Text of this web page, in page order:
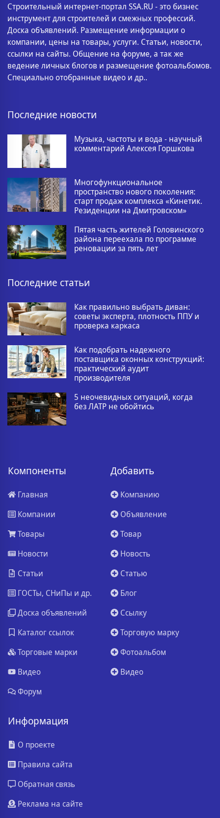
Строительный интернет-портал SSA.RU - это бизнес
инструмент для строителей и смежных профессий.
Доска объявлений. Размещение информации о
компании, цены на товары, услуги. Статьи, новости,
ссылки на сайты. Общение на форуме, а так же
ведение личных блогов и размещение фотоальбомов.
Специально отобранные видео и др..
Последние новости
Музыка, частоты и вода - научный
комментарий Алексея Горшкова
Многофункциональное
пространство нового поколения:
старт продаж комплекса «Кинетик.
Резиденции на Дмитровском»
Пятая часть жителей Головинского
района переехала по программе
реновации за пять лет
Последние статьи
Как правильно выбрать диван:
советы эксперта, плотность ППУ и
проверка каркаса
Как подобрать надежного
поставщика оконных конструкций:
практический аудит
производителя
5 неочевидных ситуаций, когда
без ЛАТР не обойтись
Компоненты
Главная
Компании
Товары
Новости
Статьи
ГОСТы, СНиПы и др.
Доска объявлений
Каталог ссылок
Торговые марки
Видео
Форум
Добавить
Компанию
Объявление
Товар
Новость
Статью
Блог
Ссылку
Торговую марку
Фотоальбом
Видео
Информация
О проекте
Правила сайта
Обратная связь
Реклама на сайте